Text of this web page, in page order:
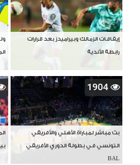
إيقافات الزمالك وبيراميدز بعد قرارات
رابطة الأندية
1904
بث مباشر لمباراة الأهلي والأفريقي
التونسي في بطولة الدوري الأفريقي
BAL